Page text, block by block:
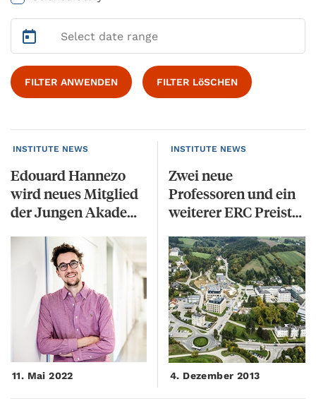
FILTER ANWENDEN FILTER LöSCHEN
INSTITUTE NEWS
Edouard Hannezo
wird neues Mitglied
der Jungen Akademie der ÖAW
11. Mai 2022
INSTITUTE NEWS
Zwei neue
Professoren und ein
weiterer ERC Preisträger vorgestellt
4. Dezember 2013